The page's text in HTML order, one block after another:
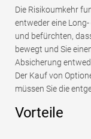
Die Risikoumkehr
entweder eine
und befürchten,
bewegt und Sie
Absicherung
Der Kauf von
müssen Sie die
Vorteile